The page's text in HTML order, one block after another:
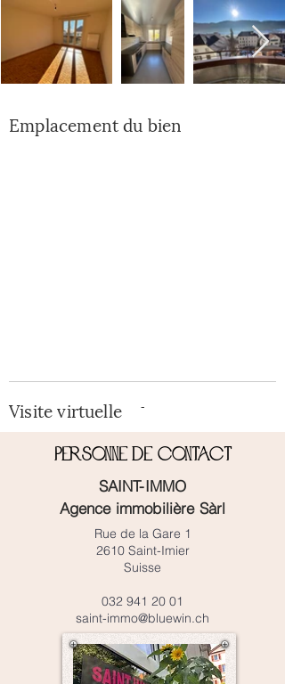
Emplacement du bien
-
Visite virtuelle
Personne de contact
SAINT-IMMO
Agence immobilière Sàrl
Rue de la Gare 1
2610 Saint-Imier
Suisse
032 941 20 01
saint-immo@bluewin.ch